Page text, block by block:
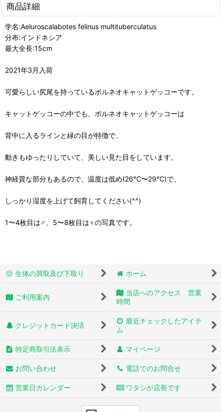
商品詳細
学名:Aeluroscalabotes felinus multituberculatus
分布:インドネシア
最大全長:15cm
2021年3月入荷
可愛らしい尻尾を持っているボルネオキャットゲッコーです。
キャットゲッコーの中でも、ボルネオキャットゲッコーは
背中に入るラインと緑の目が特徴で、
動きもゆったりしていて、美しい見た目をしています。
神経質な部分もあるので、温度は低め(26℃〜29℃)で、
しっかり湿度を上げて飼育してください(^^)
1〜4枚目は♂、5〜8枚目は♀の写真です。
生体の買取及び下取り ホーム
ご利用案内
当店へのアクセス 営業
時間
クレジットカード決済
最近チェックしたアイテ
ム
特定商取引法表示 マイページ
お問い合わせ 電話でのお問合せ
営業日カレンダー ワタシが店長です